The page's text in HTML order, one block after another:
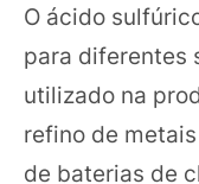
O ácido
para diferentes
utilizado na
refino de
de baterias de